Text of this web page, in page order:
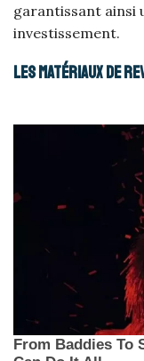
garantissant ainsi
investissement.
Les matériaux de